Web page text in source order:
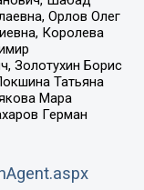
Орлов Олег
Королева
Золотухин Борис
Татьяна
Мара
Герман